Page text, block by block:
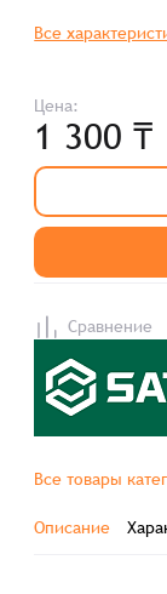
Все
Цена:
1 300 ₸
Сравнение
Все товары
Описание